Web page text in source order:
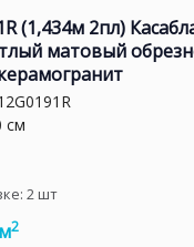
(1,434м 2пл)
матовый
см
2шт
2